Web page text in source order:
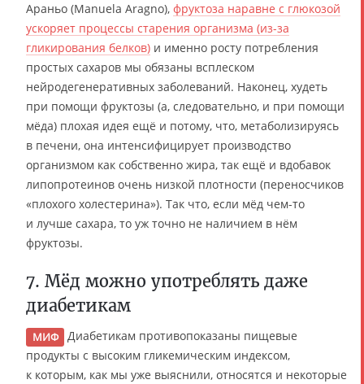
Араньо (Manuela Aragno), фруктоза наравне с глюкозой
ускоряет процессы старения организма (из-за
гликирования белков) и именно росту потребления
простых сахаров мы обязаны всплеском
нейродегенеративных заболеваний. Наконец, худеть
при помощи фруктозы (а, следовательно, и при помощи
мёда) плохая идея ещё и потому, что, метаболизируясь
в печени, она интенсифицирует производство
организмом как собственно жира, так ещё и вдобавок
липопротеинов очень низкой плотности (переносчиков
«плохого холестерина»). Так что, если мёд чем-то
и лучше сахара, то уж точно не наличием в нём
фруктозы.
7. Мёд можно употреблять даже
диабетикам
МИФ
Диабетикам противопоказаны пищевые
продукты с высоким гликемическим индексом,
к которым, как мы уже выяснили, относятся и некоторые